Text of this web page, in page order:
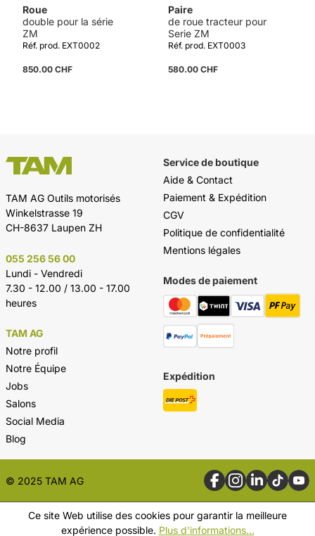
Roue
double pour la série
ZM
Réf. prod. EXT0002
850.00 CHF
Paire
de roue tracteur pour
Serie ZM
Réf. prod. EXT0003
580.00 CHF
TAM AG Outils motorisés
Winkelstrasse 19
CH-8637 Laupen ZH
055 256 56 00
Lundi - Vendredi
7.30 - 12.00 / 13.00 - 17.00
heures
TAM AG
Notre profil
Notre Équipe
Jobs
Salons
Social Media
Blog
Service de boutique
Aide & Contact
Paiement & Expédition
CGV
Politique de confidentialité
Mentions légales
Modes de paiement
Expédition
© 2025 TAM AG
Ce site Web utilise des cookies pour garantir la meilleure
expérience possible. Plus d'informations...